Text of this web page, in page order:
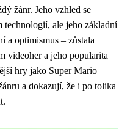
žánr. Jeho vzhled se
technologií, ale jeho základní
a optimismus – zůstala
videoher a jeho popularita
hry jako Super Mario
a dokazují, že i po tolika